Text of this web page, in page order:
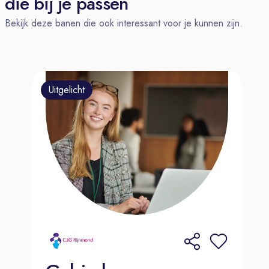
functioneren van de Studio. In nauwe
samenwerking met de Principal
naadloos in de organisatie, mensen
en processen.
In deze rol bouw je aan een Studio
die de standaard zet binnen de
wereldwijze superjachtbouw, met de
volgende resultaatgebieden:
afdelingsdoelstellingen
Realiseert de doelstellingen van de
Studio in lijn met de
Bekijk deze banen die ook interessant voor je kunnen zijn.
Uitgelicht